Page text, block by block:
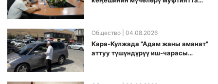
Общество | 04.08.2026
Кара-Кулжада "Адам жаны аманат"
аттуу түшүндүрүү иш-чарасы